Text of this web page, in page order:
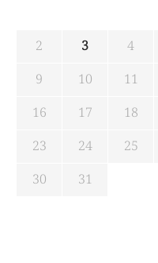
2
3 4
9
10 11
16
17 18
23
24 25
30
31